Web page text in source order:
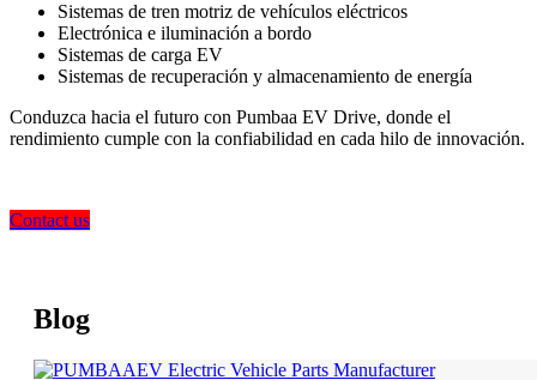
Sistemas de tren motriz de vehículos eléctricos
Electrónica e iluminación a bordo
Sistemas de carga EV
Sistemas de recuperación y almacenamiento de energía
Conduzca hacia el futuro con Pumbaa EV Drive, donde el
rendimiento cumple con la confiabilidad en cada hilo de innovación.
Contact us
Blog